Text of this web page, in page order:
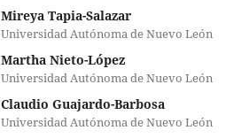
Mireya Tapia-Salazar
Universidad Autónoma de Nuevo León
Martha Nieto-López
Universidad Autónoma de Nuevo León
Claudio Guajardo-Barbosa
Universidad Autónoma de Nuevo León